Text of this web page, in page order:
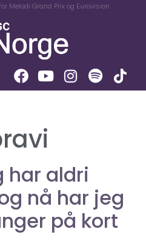
Melodi Grand Prix og Eurovision
har aldri
nå har jeg
på kort